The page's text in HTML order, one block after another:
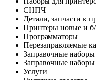
СНПЧ
Детали, запчасти к
Принтеры новые и
Программаторы
Перезаправляемые
Заправочные наборы
Заправочные
Услуги